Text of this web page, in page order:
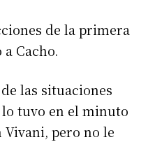
de la primera
Cacho.
las situaciones
tuvo en el minuto
Vivani, pero no le